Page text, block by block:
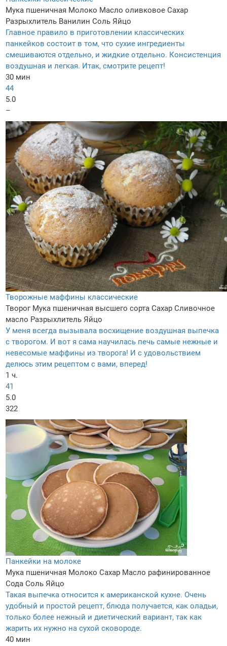
Мука пшеничная Молоко Масло оливковое Сахар
Разрыхлитель Ванилин Соль Яйцо
Главное правило в приготовлении классических
панкейков состоит в том, что сухие ингредиенты
смешиваются отдельно, и жидкие отдельно. Консистенция
воздушная и легкая. Итак, смотрите рецепт!
30 мин
44
5.0
–
Творожные маффины классические
Творог Мука пшеничная высшего сорта Сахар Сливочное
масло Разрыхлитель Яйцо
У меня всегда вызывала восхищение воздушная выпечка
с творогом. И вот я сама научилась печь самые нежные и
невесомые маффины из творога! И с удовольствием
делюсь этим рецептом с вами, вперед!
1 ч.
41
5.0
322
Панкейки на молоке
Мука пшеничная Молоко Сахар Масло рафинированное
Сода Соль Яйцо
Такая выпечка относится к американской кухне. Очень
удобный и простой рецепт, блюда получается, как оладьи,
только более нежный и диетический вариант, так как
жарить их нужно на сухой сковороде.
40 мин